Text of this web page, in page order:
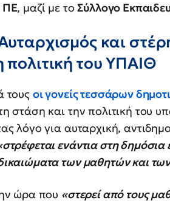
ΠΕ, μαζί με τοΣύλλογο
και
του ΥΠΑΙΘ
τους οι γονείς τεσσάρων
στάση και την πολιτική του
λόγο για αυταρχική,
ενάντια στη
των μαθητών και
ώρα που «στερεί από τους